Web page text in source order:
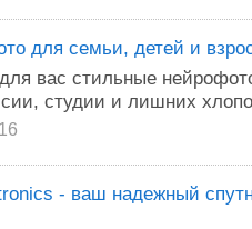
для семьи, детей и
вас стильные
студии и лишних
- ваш надежный